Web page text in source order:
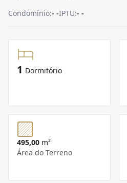
Condomínio:- -IPTU:- -
1 Dormitório
495,00 m²
Área do Terreno